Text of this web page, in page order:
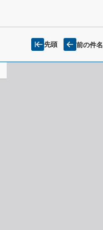
先頭 前の件名